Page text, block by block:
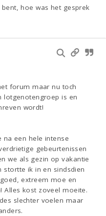
hoe was het gesprek
forum maar nu toch
lotgenotengroep is en
wordt!
na een hele intense
gebeurtenissen
we als gezin op vakantie
stortte ik in en sindsdien
extreem moe en
Alles kost zoveel moeite.
slechter voelen maar